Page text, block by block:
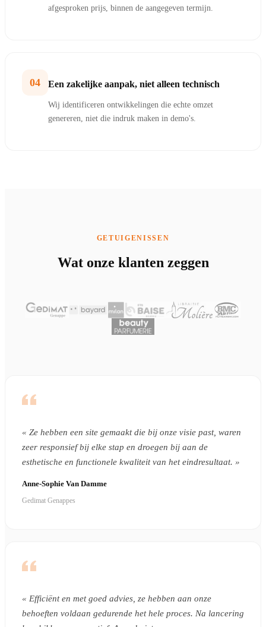
afgesproken prijs, binnen de aangegeven termijn.
04 Een zakelijke aanpak, niet alleen technisch
Wij identificeren ontwikkelingen die echte omzet
genereren, niet die indruk maken in demo's.
GETUIGENISSEN
Wat onze klanten zeggen
« Ze hebben een site gemaakt die bij onze visie past, waren
zeer responsief bij elke stap en droegen bij aan de
esthetische en functionele kwaliteit van het eindresultaat. »
Anne-Sophie Van Damme
Gedimat Genappes
« Efficiënt en met goed advies, ze hebben aan onze
behoeften voldaan gedurende het hele proces. Na lancering